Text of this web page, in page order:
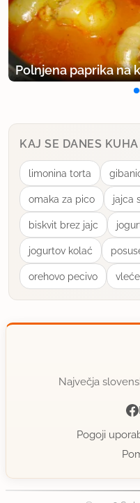
Polnjena paprika na
KAJ SE DANES KUHA
limonina torta
omaka za pico jajca
biskvit brez jajc
jogurtov kolać
orehovo pecivo
Največja
Pogoji